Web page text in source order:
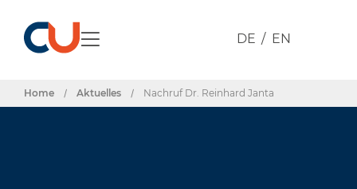
DE EN
Home / Aktuelles / Nachruf Dr. Reinhard Janta